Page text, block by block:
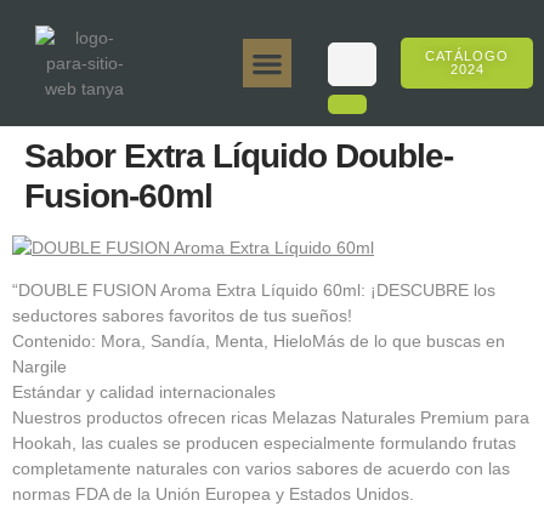
CATÁLOGO
2024
Sabor Extra Líquido Double-
Fusion-60ml
“DOUBLE FUSION Aroma Extra Líquido 60ml: ¡DESCUBRE los
seductores sabores favoritos de tus sueños!
Contenido: Mora, Sandía, Menta, HieloMás de lo que buscas en
Nargile
Estándar y calidad internacionales
Nuestros productos ofrecen ricas Melazas Naturales Premium para
Hookah, las cuales se producen especialmente formulando frutas
completamente naturales con varios sabores de acuerdo con las
normas FDA de la Unión Europea y Estados Unidos.